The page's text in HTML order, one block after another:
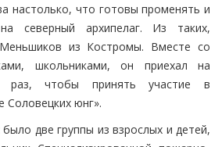
настолько, что готовы променять и
северный архипелаг. Из таких,
из Костромы. Вместе со
школьниками, он приехал на
чтобы принять участие в
Соловецких юнг».
две группы из взрослых и детей,